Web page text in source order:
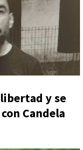
y se
Candela